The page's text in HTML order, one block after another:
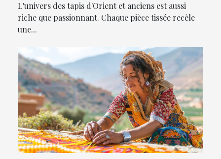
L'univers des tapis d'Orient et anciens est aussi
riche que passionnant. Chaque pièce tissée recèle
une...